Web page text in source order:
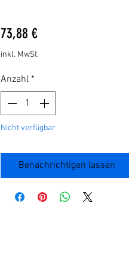
73,88 €Preis
inkl. MwSt.
Anzahl *
Nicht verfügbar
Benachrichtigen lassen